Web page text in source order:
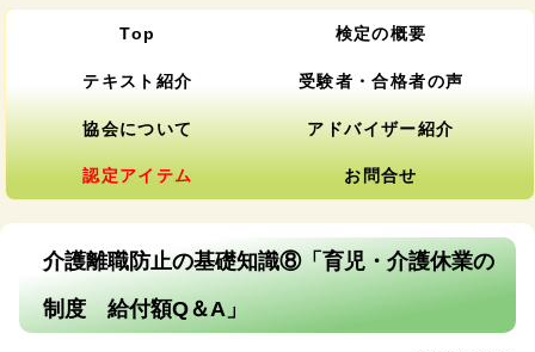
Top 検定の概要
テキスト紹介 受験者・合格者の声
協会について アドバイザー紹介
認定アイテム お問合せ
介護離職防止の基礎知識⑧「育児・介護休業の
制度 給付額Q＆A」